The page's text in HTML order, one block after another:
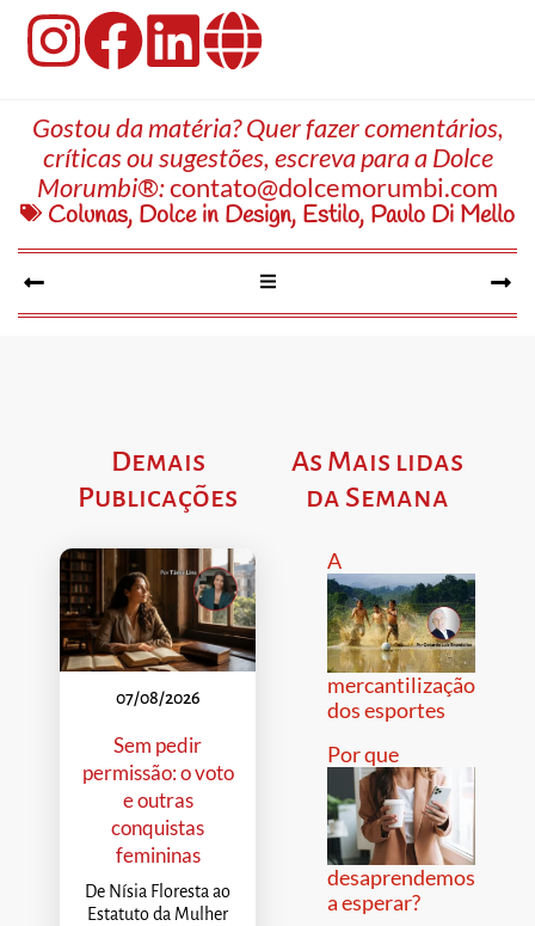
Gostou da matéria? Quer fazer comentários,
críticas ou sugestões, escreva para a Dolce
Morumbi®:contato@dolcemorumbi.com
Colunas, Dolce in Design, Estilo, Paulo Di Mello
Demais
Publicações
07/08/2026
Sem pedir
permissão: o voto
e outras
conquistas
femininas
De Nísia Floresta ao
Estatuto da Mulher
As Mais lidas
da Semana
A
mercantilização
dos esportes
Por que
desaprendemos
a esperar?